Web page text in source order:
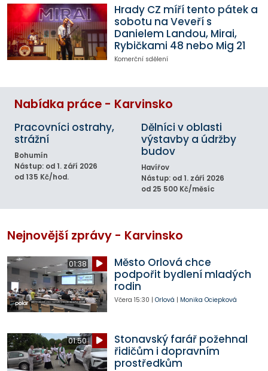
Hrady CZ míří tento pátek a
sobotu na Veveří s
Danielem Landou, Mirai,
Rybičkami 48 nebo Mig 21
Komerční sdělení
Nabídka práce - Karvinsko
Pracovníci ostrahy,
strážní
Bohumín
Nástup: od 1. září 2026
od 135 Kč/hod.
Dělníci v oblasti
výstavby a údržby
budov
Havířov
Nástup: od 1. září 2026
od 25 500 Kč/měsíc
Nejnovější zprávy - Karvinsko
01:38
Město Orlová chce
podpořit bydlení mladých
rodin
Včera 15:30 | Orlová | Monika Ociepková
01:50
Stonavský farář požehnal
řidičům i dopravním
prostředkům